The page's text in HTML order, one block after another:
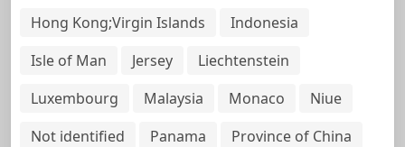
Hong Kong;Virgin Islands
Indonesia
Isle of Man
Jersey
Liechtenstein
Luxembourg
Malaysia Monaco
Niue
Not identified
Panama
Province of China